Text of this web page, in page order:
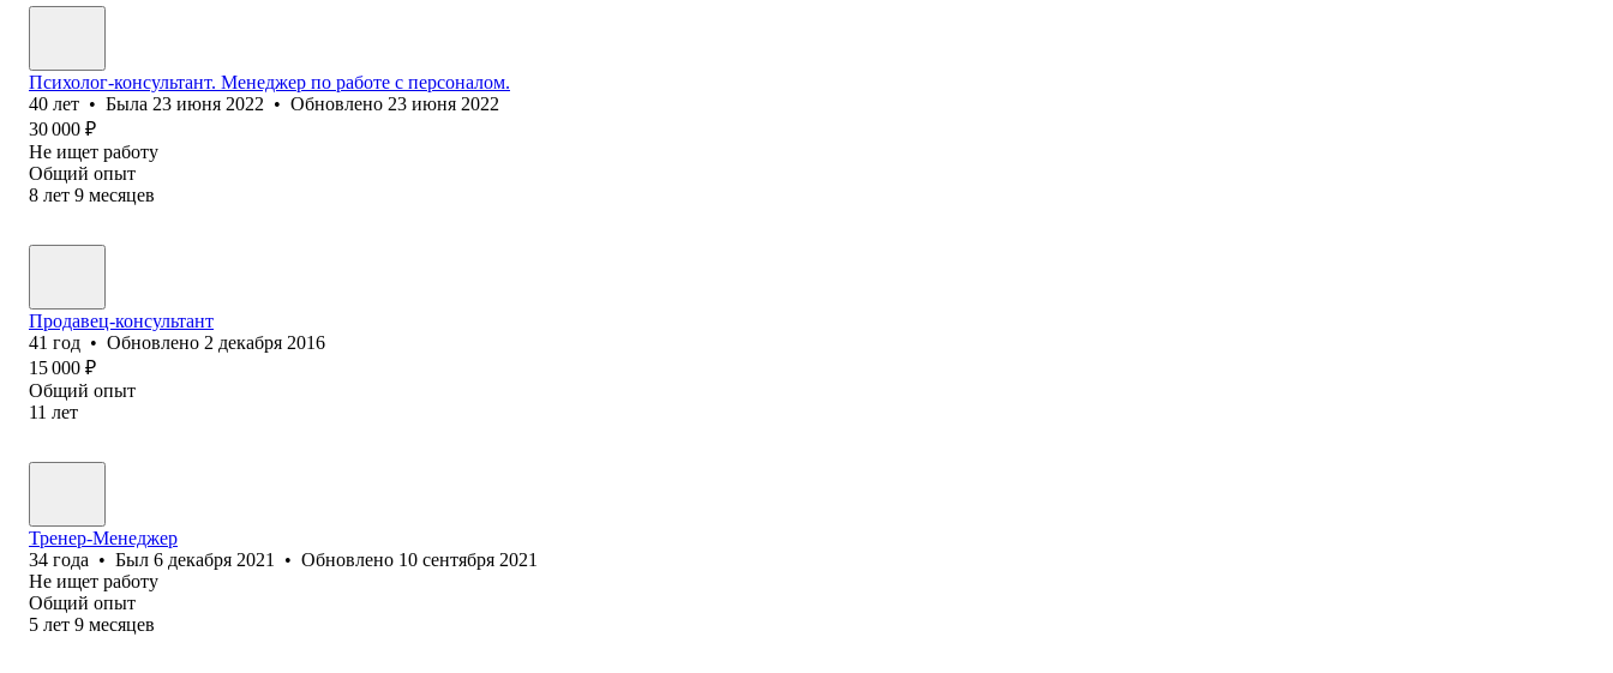
Психолог-консультант. Менеджер по работе с персоналом.
40 лет • Была 23 июня 2022 • Обновлено 23 июня 2022
30 000 ₽
Не ищет работу
Общий опыт
8 лет 9 месяцев
Продавец-консультант
41 год • Обновлено 2 декабря 2016
15 000 ₽
Общий опыт
11 лет
Тренер-Менеджер
34 года • Был 6 декабря 2021 • Обновлено 10 сентября 2021
Не ищет работу
Общий опыт
5 лет 9 месяцев